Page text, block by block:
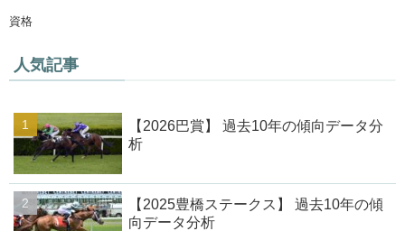
資格
人気記事
【2026巴賞】 過去10年の傾向データ分
析
【2025豊橋ステークス】 過去10年の傾
向データ分析